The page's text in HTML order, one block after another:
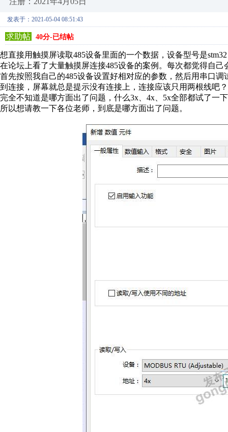
发表于：2021-05-04 08:51:43
求助帖 40分-已结帖
想直接用触摸屏读取485设备里面的一个数据，设备型号是
在论坛上看了大量触摸屏连接485设备的案例。每次都觉得自
首先按照我自己的485设备设置好相对应的参数，然后用串口
到连接，屏幕就总是提示没有连接上，连接应该只用两根线吧？
完全不知道是哪方面出了问题，什么3x、4x、5x全部都试了一
所以想请教一下各位老师，到底是哪方面出了问题。